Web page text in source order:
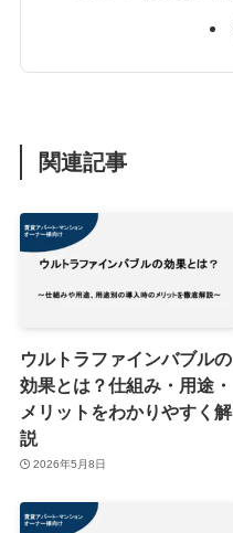
関連記事
ウルトラファインバブルの
効果とは？仕組み・用途・
メリットをわかりやすく解
説
2026年5月8日